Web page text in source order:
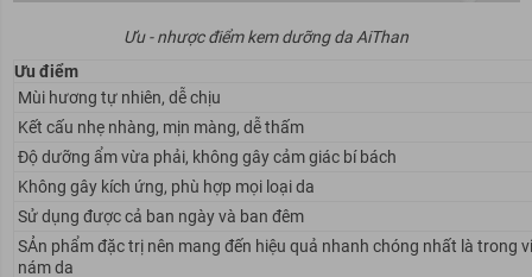
Ưu - nhược điểm kem dưỡng da AiThan
Ưu điểm
Mùi hương tự nhiên, dễ chịu
Kết cấu nhẹ nhàng, mịn màng, dễ thấm
Độ dưỡng ẩm vừa phải, không gây cảm giác bí bách
Không gây kích ứng, phù hợp mọi loại da
Sử dụng được cả ban ngày và ban đêm
SẢn phẩm đặc trị nên mang đến hiệu quả nhanh chóng nhất là trong
nám da